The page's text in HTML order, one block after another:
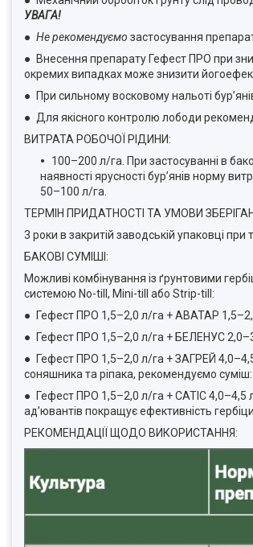
УВАГА!
● Не рекомендуємо застосування
● Внесення препарату Гефест ПРО при
окремих випадках може знизити
● При сильному восковому нальоті
● Для якісного контролю лободи
ВИТРАТА РОБОЧОЇ РІДИНИ:
100–200 л/га. При застосуванні в
наявності ярусності бур’янів норму
50–100 л/га.
ТЕРМІН ПРИДАТНОСТІ ТА УМОВИ
3 роки в закритій заводській упаковці
БАКОВІ СУМІШІ:
Можливі комбінування із ґрунтовими
системою No-till, Mini-till або Strip-till:
● Гефест ПРО 1,5–2,0 л/га + АВАТАР
● Гефест ПРО 1,5–2,0 л/га + БЕЛЕНУС
● Гефест ПРО 1,5–2,0 л/га + ЗАГРЕЙ
соняшника та ріпака, рекомендуємо суміш:
● Гефест ПРО 1,5–2,0 л/га + САТІС 4,0–4,5
ад’ювантів покращує ефективність
РЕКОМЕНДАЦІЇ ЩОДО ВИКОРИСТАННЯ: